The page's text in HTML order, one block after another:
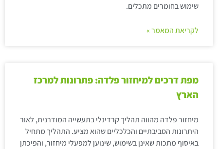
שימוש בחומרים מתכלים.
לקריאת המאמר »
מפת דרכים למיחזור פלדה: פתרונות למרכז
הארץ
מיחזור פלדה מהווה תהליך קרדינלי בתעשייה המודרנית, לאור
היתרונות הסביבתיים והכלכליים שהוא מציע. התהליך מתחיל
באיסוף מתכות שאינן בשימוש, שינוען למפעלי מיחזור, והפיכתן